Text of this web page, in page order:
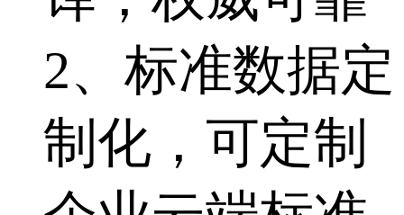
2、标准数据定
制化，可定制